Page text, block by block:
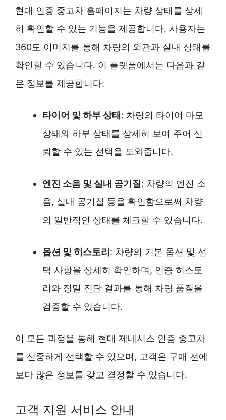
현대 인증 중고차 홈페이지는 차량 상태를 상세
히 확인할 수 있는 기능을 제공합니다. 사용자는
360도 이미지를 통해 차량의 외관과 실내 상태를
확인할 수 있습니다. 이 플랫폼에서는 다음과 같
은 정보를 제공합니다:
타이어 및 하부 상태 : 차량의 타이어 마모
상태와 하부 상태를 상세히 보여 주어 신
뢰할 수 있는 선택을 도와줍니다.
엔진 소음 및 실내 공기질 : 차량의 엔진 소
음, 실내 공기질 등을 확인함으로써 차량
의 일반적인 상태를 체크할 수 있습니다.
옵션 및 히스토리 : 차량의 기본 옵션 및 선
택 사항을 상세히 확인하며, 인증 히스토
리와 정밀 진단 결과를 통해 차량 품질을
검증할 수 있습니다.
이 모든 과정을 통해 현대 제네시스 인증 중고차
를 신중하게 선택할 수 있으며, 고객은 구매 전에
보다 많은 정보를 갖고 결정할 수 있습니다.
고객 지원 서비스 안내